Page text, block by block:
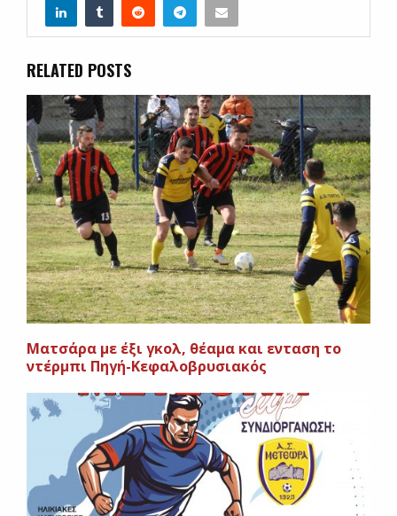
RELATED POSTS
Ματσάρα με έξι γκολ, θέαμα και ενταση το
ντέρμπι Πηγή-Κεφαλοβρυσιακός